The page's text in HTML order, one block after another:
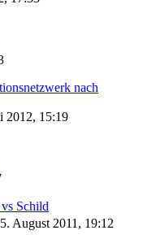
nach
2012, 15:19
Schild
August 2011, 19:12